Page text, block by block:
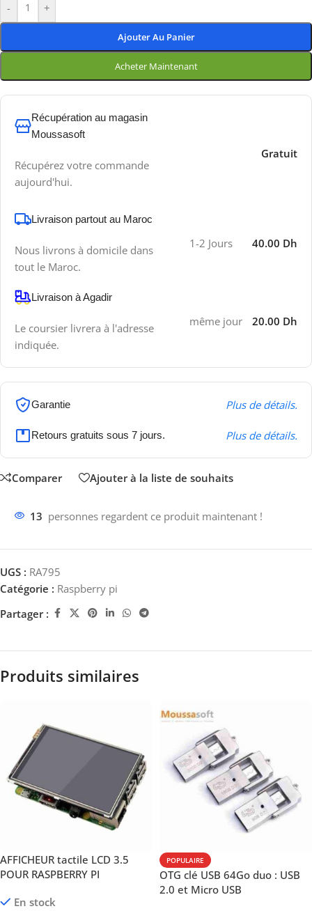
- +
Ajouter Au Panier
Acheter Maintenant
Récupération au magasin
Moussasoft
Récupérez votre commande
aujourd'hui.
Gratuit
Livraison partout au Maroc
Nous livrons à domicile dans
tout le Maroc.
1-2 Jours 40.00 Dh
Livraison à Agadir
Le coursier livrera à l'adresse
indiquée.
même jour 20.00 Dh
Garantie Plus de détails.
Retours gratuits sous 7 jours. Plus de détails.
Comparer Ajouter à la liste de souhaits
13 personnes regardent ce produit maintenant !
UGS : RA795
Catégorie : Raspberry pi
Partager :
Produits similaires
AFFICHEUR tactile LCD 3.5
POUR RASPBERRY PI
En stock
POPULAIRE
OTG clé USB 64Go duo : USB
2.0 et Micro USB